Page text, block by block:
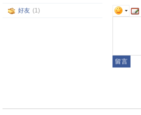
好友 (1)